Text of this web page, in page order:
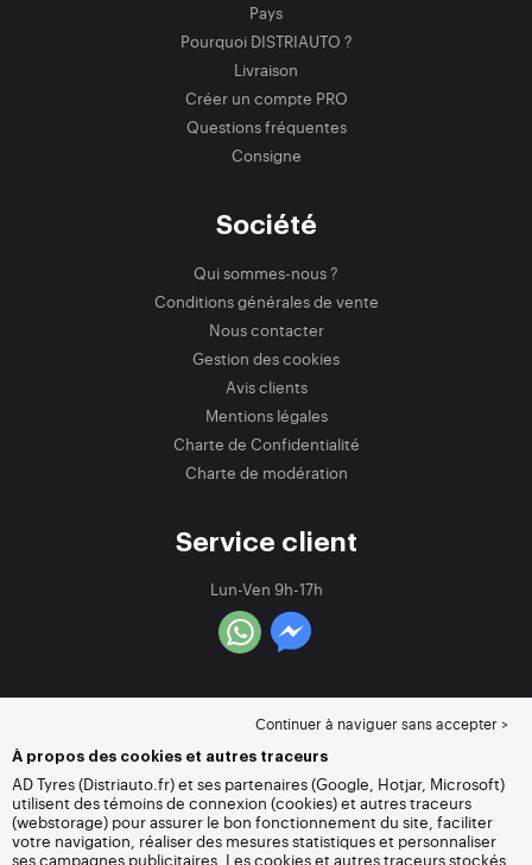
Pays
Pourquoi DISTRIAUTO ?
Livraison
Créer un compte PRO
Questions fréquentes
Consigne
Société
Qui sommes-nous ?
Conditions générales de vente
Nous contacter
Gestion des cookies
Avis clients
Mentions légales
Charte de Confidentialité
Charte de modération
Service client
Lun-Ven 9h-17h
Continuer à naviguer sans accepter >
À propos des cookies et autres traceurs
AD Tyres (Distriauto.fr) et ses partenaires (Google, Hotjar, Microsoft)
utilisent des témoins de connexion (cookies) et autres traceurs
(webstorage) pour assurer le bon fonctionnement du site, faciliter
votre navigation, réaliser des mesures statistiques et personnaliser
ses campagnes publicitaires. Les cookies et autres traceurs stockés